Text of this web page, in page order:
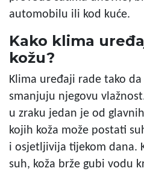
automobilu ili kod kuće.
Kako klima
kožu?
Klima uređaji rade tako
smanjuju njegovu
u zraku jedan je od
kojih koža može postati
i osjetljivija tijekom dana.
suh, koža brže gubi vodu